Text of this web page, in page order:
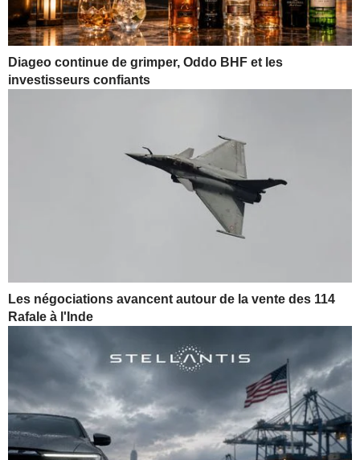
Diageo continue de grimper, Oddo BHF et les
investisseurs confiants
Les négociations avancent autour de la vente des 114
Rafale à l'Inde